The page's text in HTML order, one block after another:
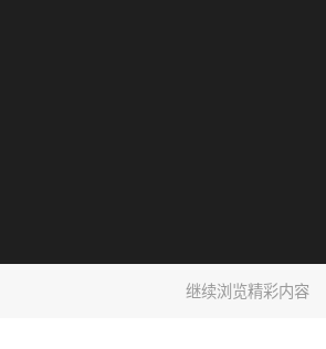
继续浏览精彩内容